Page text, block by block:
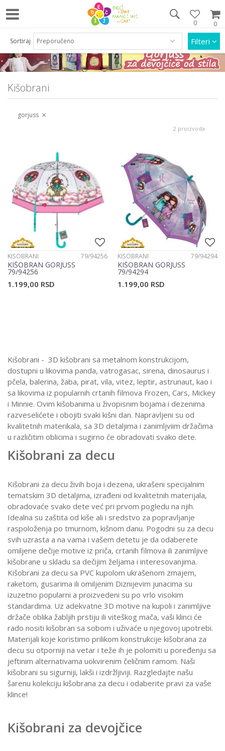
0
0
Pozovite nas na 063/55 33 46 i 011/452 92 40
Kišobrani
Sortiraj Filteri
gorjuss
2 proizvoda
KIŠOBRANI 79/94256
KIŠOBRAN GORJUSS
79/94256
1.199,00 RSD
KIŠOBRANI 79/94294
KIŠOBRAN GORJUSS
79/94294
1.199,00 RSD
Kišobrani - 3D kišobrani sa metalnom konstrukcijom,
dostupni u likovima panda, vatrogasac, sirena, dinosaurus i
pčela, balerina, žaba, pirat, vila, vitez, leptir, astrunaut, kao i
sa likovima iz popularnih crtanih filmova Frozen, Cars, Mickey
i Minnie. Ovim kišobanima u živopisnim bojama i dezenima
razveselićete i obojiti svaki kišni dan. Napravljeni su od
kvalitetnih materikala, sa 3D detaljima i zanimljviim držačima
u različitim oblicima i sugirno će obradovati svako dete.
Kišobrani za decu
Kišobrani za decu živih boja i dezena, ukrašeni specijalnim
tematskim 3D detaljima, izrađeni od kvalitetnih materijala,
obradovaće svako dete već pri prvom pogledu na njih.
Idealna su zaštita od kiše ali i sredstvo za popravljanje
raspoloženja po tmurnom, kišnom danu. Pogodni su za decu
svih uzrasta a na vama i vašem detetu je da odaberete
omiljene dečije motive iz priča, crtanih filmova ili zanimljive
kišobrane u skladu sa dečijim željama i interesovanjima.
Kišobrani za decu sa PVC kupolom ukrašenom zmajem,
raketom, gusarima ili omiljenim Diznijevim junacima su
izuzetno popularni a proizvedeni su po vrlo visokim
standardima. Uz adekvatne 3D motive na kupoli i zanimljive
držače oblika žabljih prstiju ili viteškog mača, vaši klinci će
rado nositi kišobran sa sobom i uživaće u njegovoj upotrebi.
Materijali koje koristimo prilikom konstrukcije kišobrana za
decu su otporniji na vetar i teže ih je polomiti u poređenju sa
jeftinim alternativama uokvirenim čeličnim ramom. Naši
kišobrani su sigurniji, lakši i izdržljiviji. Razgledajte našu
šarenu kolekciju kišobrana za decu i odaberite pravi za vaše
klince!
Kišobrani za devojčice